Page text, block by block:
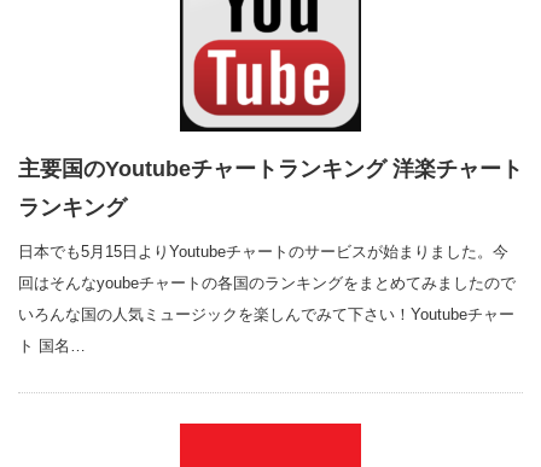
主要国のYoutubeチャートランキング 洋楽チャート
ランキング
日本でも5月15日よりYoutubeチャートのサービスが始まりました。今
回はそんなyoubeチャートの各国のランキングをまとめてみましたので
いろんな国の人気ミュージックを楽しんでみて下さい！Youtubeチャー
ト 国名…